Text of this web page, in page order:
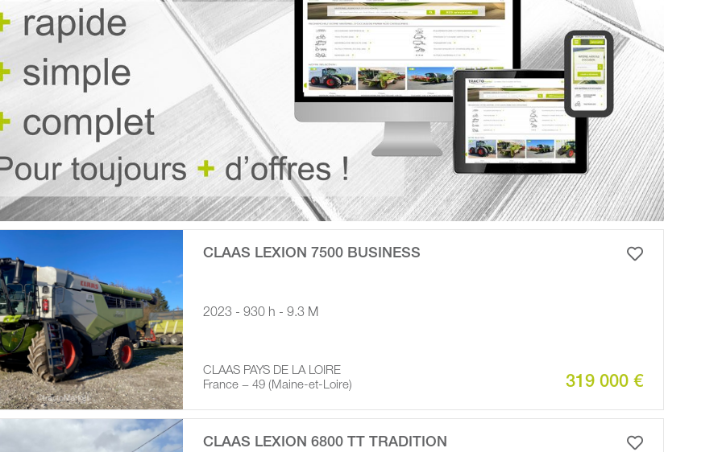
CLAAS LEXION 7500 BUSINESS
2023 - 930 h - 9.3 M
CLAAS PAYS DE LA LOIRE
France − 49 (Maine-et-Loire)
319 000 €
CLAAS LEXION 6800 TT TRADITION